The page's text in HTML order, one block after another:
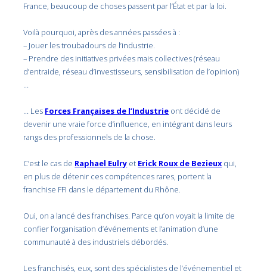
France, beaucoup de choses passent par l’État et par la loi.
Voilà pourquoi, après des années passées à :
– Jouer les troubadours de l’industrie.
– Prendre des initiatives privées mais collectives (réseau
d’entraide, réseau d’investisseurs, sensibilisation de l’opinion)
… Les Forces Françaises de l’Industrie ont décidé de
devenir une vraie force d’influence, en intégrant dans leurs
rangs des professionnels de la chose.
C’est le cas de Raphael Eulry et Erick Roux de Bezieux qui,
en plus de détenir ces compétences rares, portent la
franchise FFI dans le département du Rhône.
Oui, on a lancé des franchises. Parce qu’on voyait la limite de
confier l’organisation d’événements et l’animation d’une
communauté à des industriels débordés.
Les franchisés, eux, sont des spécialistes de l’événementiel et